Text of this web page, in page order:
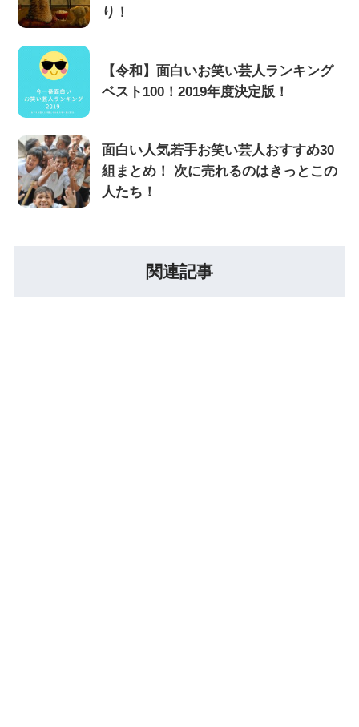
り！
【令和】面白いお笑い芸人ランキング
ベスト100！2019年度決定版！
面白い人気若手お笑い芸人おすすめ30
組まとめ！ 次に売れるのはきっとこの
人たち！
関連記事